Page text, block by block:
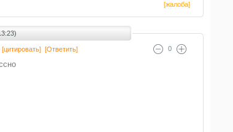
[жалоба]
[цитировать] [Ответить] 0